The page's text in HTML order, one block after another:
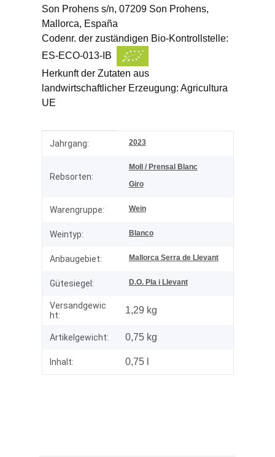
Son Prohens s/n, 07209 Son Prohens,
Mallorca, España
Codenr. der zuständigen Bio-Kontrollstelle:
ES-ECO-013-IB
Herkunft der Zutaten aus
landwirtschaftlicher Erzeugung: Agricultura
UE
Produkteigenschaft
Wert
Jahrgang: 2023
Rebsorten:
Moll / Prensal Blanc
Giro
Warengruppe: Wein
Weintyp: Blanco
Anbaugebiet: Mallorca Serra de Llevant
Gütesiegel: D.O. Pla i Llevant
Versandgewic
ht:
1,29 kg
Artikelgewicht: 0,75 kg
Inhalt: 0,75 l